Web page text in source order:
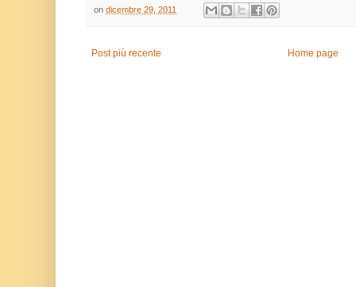
on dicembre 29, 2011
Post più recente Home page